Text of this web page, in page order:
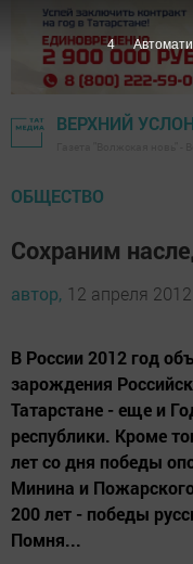
ВЕРХНИЙ
ОБЩЕСТВО
Сохраним
автор, 12 апреля
В России 2012 год
зарождения
Татарстане - еще и
республики. Кроме
лет со дня победы
Минина и
200 лет - победы
Помня...
3